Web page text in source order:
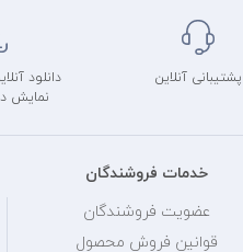
پشتیبانی آنلاین
دانلود
نمایش
خدمات فروشندگان
عضویت فروشندگان
قوانین فروش محصول